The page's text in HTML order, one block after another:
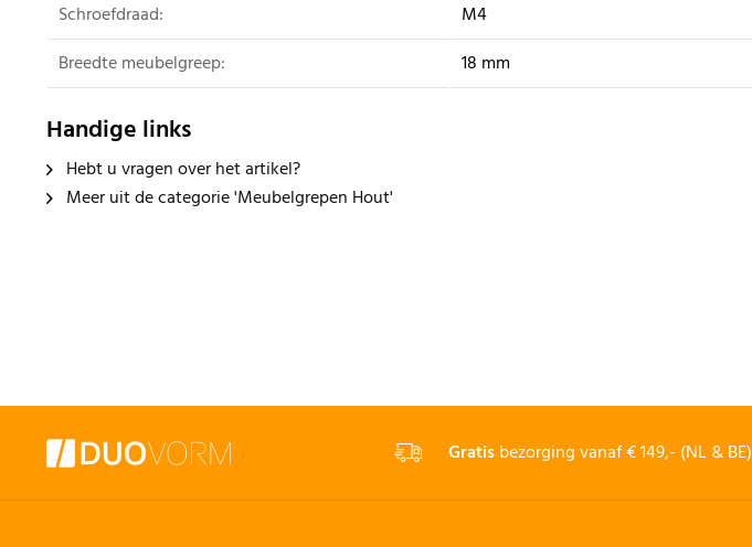
Schroefdraad:
M4
Breedte meubelgreep:
18 mm
Handige links
Hebt u vragen over het artikel?
Meer uit de categorie 'Meubelgrepen Hout'
Gratisbezorging vanaf € 149,- (NL & BE)